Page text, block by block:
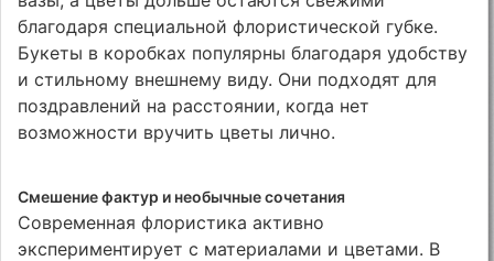
благодаря специальной флористической губке.
Букеты в коробках популярны благодаря удобству
и стильному внешнему виду. Они подходят для
поздравлений на расстоянии, когда нет
возможности вручить цветы лично.
Смешение фактур и необычные сочетания
Современная флористика активно
экспериментирует с материалами и цветами. В